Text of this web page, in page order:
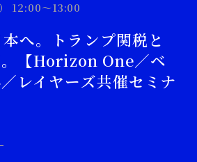
12:00～13:00
本へ。トランプ関税と
【Horizon One／ベ
レイヤーズ共催セミナ